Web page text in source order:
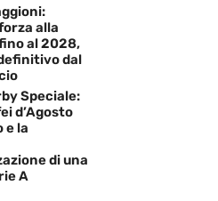
alla
al 2028,
dal
Speciale:
d’Agosto
e la
di una
A